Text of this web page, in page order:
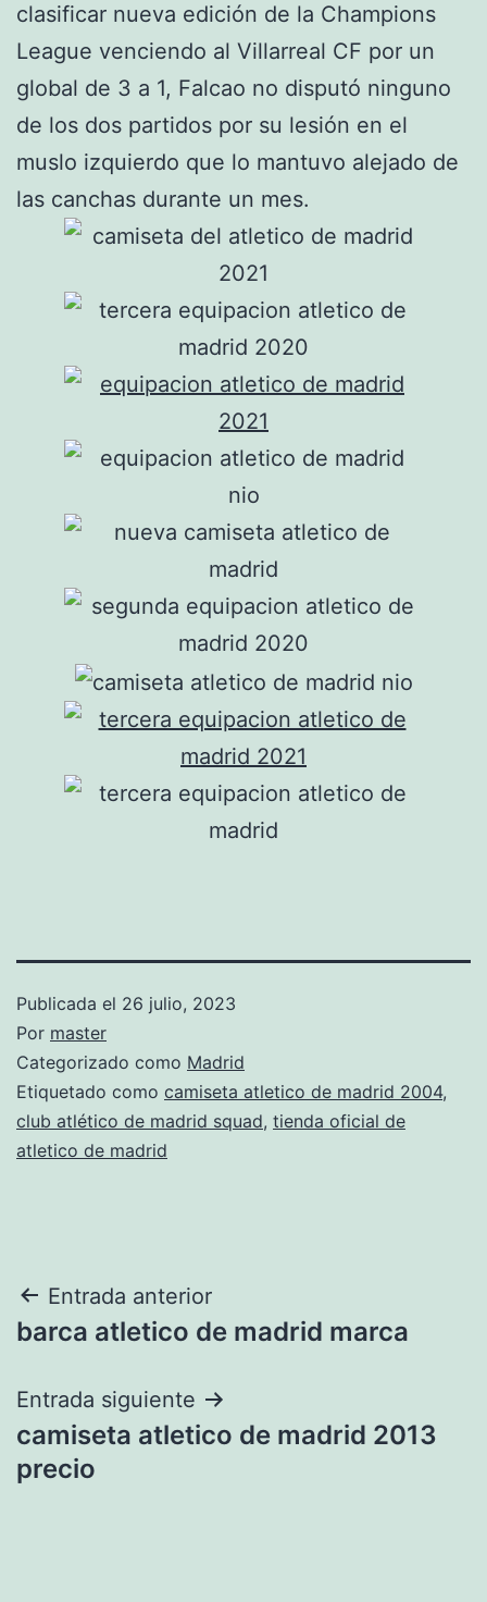
clasificar nueva edición de la Champions
League venciendo al Villarreal CF por un
global de 3 a 1, Falcao no disputó ninguno
de los dos partidos por su lesión en el
muslo izquierdo que lo mantuvo alejado de
las canchas durante un mes.
Publicada el 26 julio, 2023
Por master
Categorizado como Madrid
Etiquetado como camiseta atletico de madrid 2004,
club atlético de madrid squad, tienda oficial de
atletico de madrid
Navegación
de
entradas
Entrada anterior
barca atletico de madrid marca
Entrada siguiente
camiseta atletico de madrid 2013
precio